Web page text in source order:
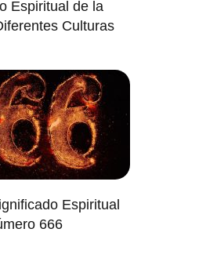
Espiritual de la
Culturas
Espiritual
666